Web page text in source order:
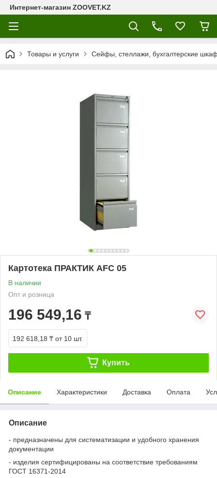
Интернет-магазин ZOOVET.KZ
Товары и услуги Сейфы, стеллажи, бухгалтерские
Картотека ПРАКТИК AFC 05
В наличии
Опт и розница
196 549,16 ₸
192 618,18 ₸ от 10 шт.
Купить
Описание Характеристики Доставка Оплата
Описание
- предназначены для систематизации и удобного хранения
документации
- изделия сертифицированы на соответствие требованиям
ГОСТ 16371-2014